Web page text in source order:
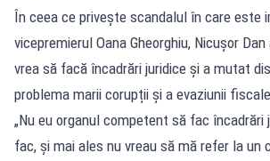
În ceea ce privește scandalul în care este
vicepremierul Oana Gheorghiu, Nicușor
vrea să facă încadrări juridice și a mutat
problema marii corupții și a evaziunii
„Nu eu organul competent să fac încadrări
fac, şi mai ales nu vreau să mă refer la un